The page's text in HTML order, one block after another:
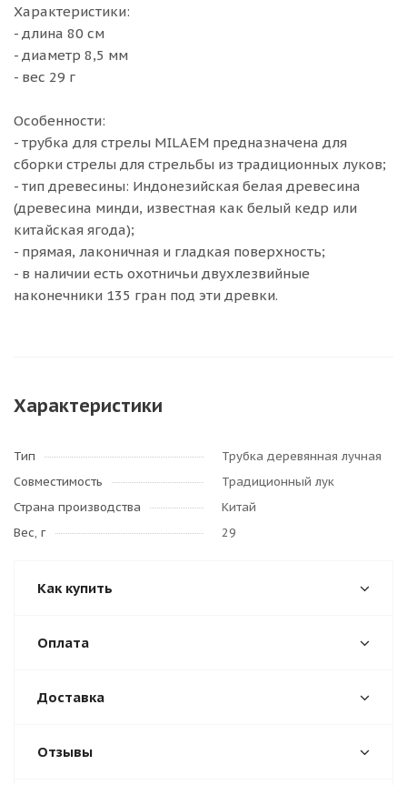
Характеристики:
- длина 80 см
- диаметр 8,5 мм
- вес 29 г
Особенности:
- трубка для стрелы MILAEM предназначена для
сборки стрелы для стрельбы из традиционных луков;
- тип древесины: Индонезийская белая древесина
(древесина минди, известная как белый кедр или
китайская ягода);
- прямая, лаконичная и гладкая поверхность;
- в наличии есть охотничьи двухлезвийные
наконечники 135 гран под эти древки.
Характеристики
Тип
Трубка деревянная лучная
Совместимость
Традиционный лук
Страна производства
Китай
Вес, г
29
Как купить
Оплата
Доставка
Отзывы